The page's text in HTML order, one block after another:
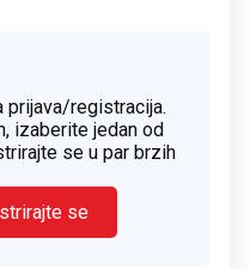
prijava/registracija.
izaberite jedan od
se u par brzih
se